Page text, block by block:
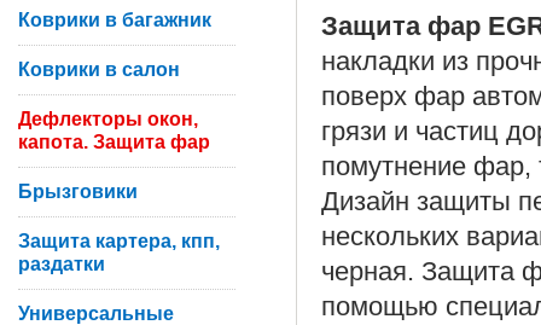
Защита фар
накладки из
поверх фар
грязи и частиц
помутнение фар,
Дизайн защиты
нескольких
черная. Защита
помощью
Коврики в багажник
Коврики в салон
Дефлекторы окон,
капота. Защита фар
Брызговики
Защита картера, кпп,
раздатки
Универсальные